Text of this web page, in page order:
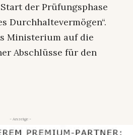
der Prüfungsphase
Durchhaltevermögen“.
Ministerium auf die
Abschlüsse für den
- Anzeige -